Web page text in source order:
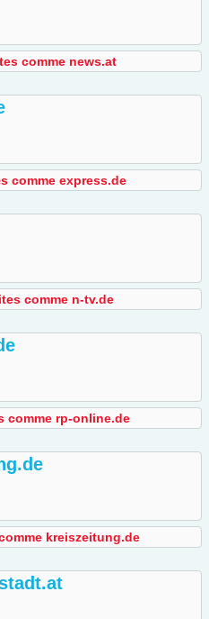
comme news.at
comme express.de
comme n-tv.de
comme rp-online.de
kreiszeitung.de